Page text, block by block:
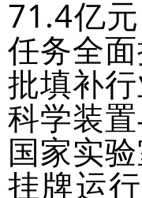
71.4亿
任务全
批填补
科学装
国家实
挂牌运